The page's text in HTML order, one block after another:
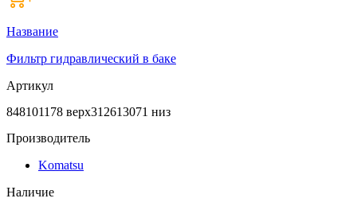
Название
Фильтр гидравлический в баке
Артикул
848101178 верх312613071 низ
Производитель
Komatsu
Наличие